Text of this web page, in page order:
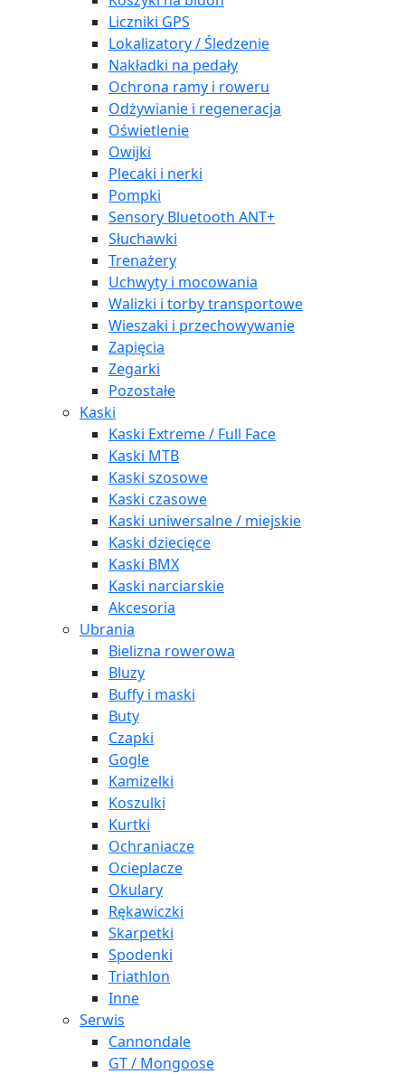
Liczniki GPS
Lokalizatory / Śledzenie
Nakładki na pedały
Ochrona ramy i roweru
Odżywianie i regeneracja
Oświetlenie
Owijki
Plecaki i nerki
Pompki
Sensory Bluetooth ANT+
Słuchawki
Trenażery
Uchwyty i mocowania
Walizki i torby transportowe
Wieszaki i przechowywanie
Zapięcia
Zegarki
Pozostałe
Kaski
Kaski Extreme / Full Face
Kaski MTB
Kaski szosowe
Kaski czasowe
Kaski uniwersalne / miejskie
Kaski dziecięce
Kaski BMX
Kaski narciarskie
Akcesoria
Ubrania
Bielizna rowerowa
Bluzy
Buffy i maski
Buty
Czapki
Gogle
Kamizelki
Koszulki
Kurtki
Ochraniacze
Ocieplacze
Okulary
Rękawiczki
Skarpetki
Spodenki
Triathlon
Inne
Serwis
Cannondale
GT / Mongoose